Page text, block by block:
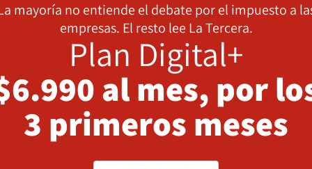
mayoría no entiende el debate por el impuesto a
empresas. El resto lee La Tercera.
Plan Digital+
al mes, por
3 primeros meses